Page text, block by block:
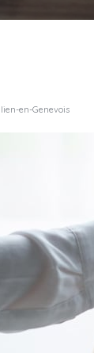
en-Genevois